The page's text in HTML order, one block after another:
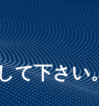
て下さい